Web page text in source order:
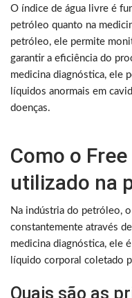
O índice de água livre é
petróleo quanto na
petróleo, ele permite
garantir a eficiência do
medicina diagnóstica, ele
líquidos anormais em
doenças.
Como o
utilizado na
Na indústria do petróleo,
constantemente através
medicina diagnóstica, ele
líquido corporal coletado
Quais são as